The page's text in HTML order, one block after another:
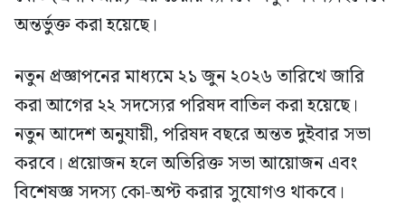
অন্তর্ভুক্ত করা হয়েছে।
নতুন প্রজ্ঞাপনের মাধ্যমে ২১ জুন ২০২৬ তারিখে জারি
করা আগের ২২ সদস্যের পরিষদ বাতিল করা হয়েছে।
নতুন আদেশ অনুযায়ী, পরিষদ বছরে অন্তত দুইবার সভা
করবে। প্রয়োজন হলে অতিরিক্ত সভা আয়োজন এবং
বিশেষজ্ঞ সদস্য কো-অপ্ট করার সুযোগও থাকবে।